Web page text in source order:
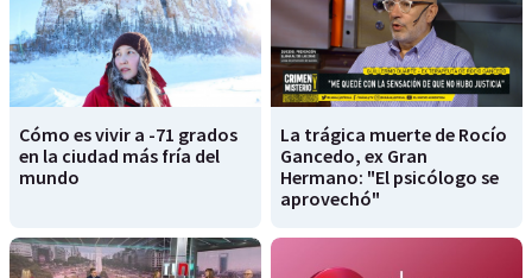
Cómo es vivir a -71 grados
en la ciudad más fría del
mundo
La trágica muerte de Rocío
Gancedo, ex Gran
Hermano: "El psicólogo se
aprovechó"